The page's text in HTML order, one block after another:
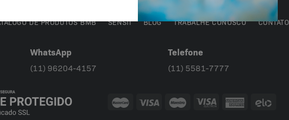
DE PRODUTOS BMB SENSII BLOG TRABALHE CONOSCO CONTATO
WhatsApp
(11) 96204-4157
Telefone
(11) 5581-7777